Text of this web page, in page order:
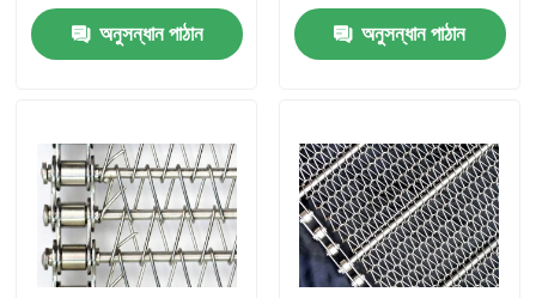
পণ্য
আমাদের সম্বন্ধে
অনুসন্ধান পাঠান অনুসন্ধান পাঠান